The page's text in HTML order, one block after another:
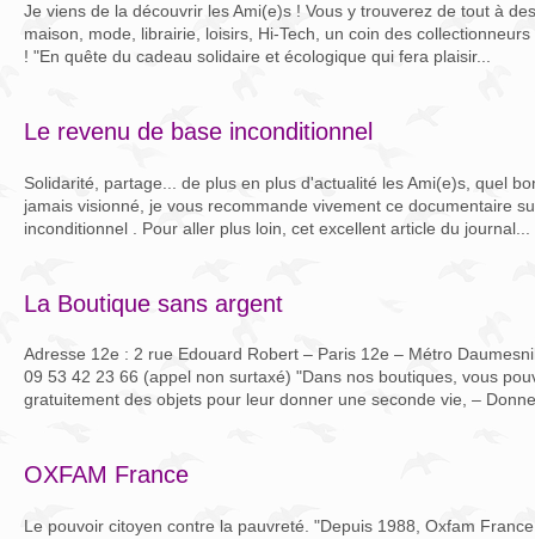
Je viens de la découvrir les Ami(e)s ! Vous y trouverez de tout à
maison, mode, librairie, loisirs, Hi-Tech, un coin des
! "En quête du cadeau solidaire et écologique qui fera plaisir...
Le revenu de base inconditionnel
Solidarité, partage... de plus en plus d'actualité les Ami(e)s, quel
jamais visionné, je vous recommande vivement ce documentaire
inconditionnel . Pour aller plus loin, cet excellent article du journal...
La Boutique sans argent
Adresse 12e : 2 rue Edouard Robert – Paris 12e – Métro
09 53 42 23 66 (appel non surtaxé) "Dans nos boutiques, vous
gratuitement des objets pour leur donner une seconde vie, –
OXFAM France
Le pouvoir citoyen contre la pauvreté. "Depuis 1988, Oxfam